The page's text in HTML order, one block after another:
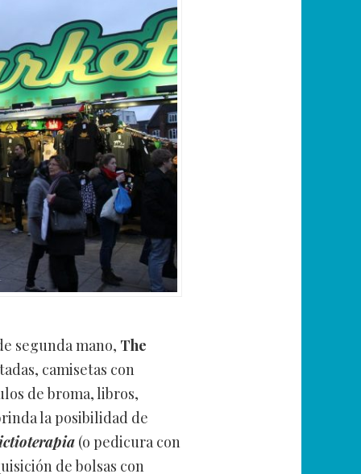
segunda mano, The
camisetas con
de broma, libros,
la posibilidad de
(o pedicura con
de bolsas con